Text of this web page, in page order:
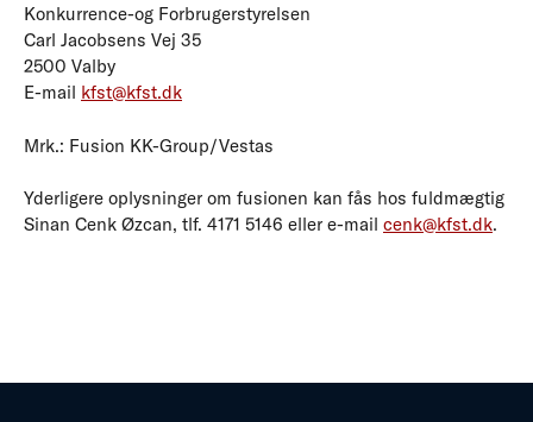
Konkurrence-og Forbrugerstyrelsen
Carl Jacobsens Vej 35
2500 Valby
E-mail kfst@kfst.dk
Mrk.: Fusion KK-Group/Vestas
Yderligere oplysninger om fusionen kan fås hos fuldmægtig
Sinan Cenk Øzcan, tlf. 4171 5146 eller e-mail cenk@kfst.dk.